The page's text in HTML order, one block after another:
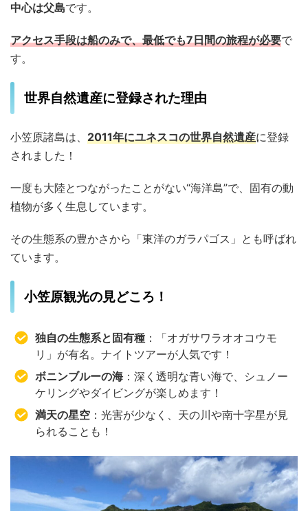
中心は父島です。
アクセス手段は船のみで、最低でも7日間の旅程が必要で
す。
世界自然遺産に登録された理由
小笠原諸島は、 2011年にユネスコの世界自然遺産に登録
されました！
一度も大陸とつながったことがない“海洋島”で、固有の動
植物が多く生息しています。
その生態系の豊かさから「東洋のガラパゴス」とも呼ばれ
ています。
小笠原観光の見どころ！
独自の生態系と固有種 ：「オガサワラオオコウモ
リ」が有名。ナイトツアーが人気です！
ボニンブルーの海 ：深く透明な青い海で、シュノー
ケリングやダイビングが楽しめます！
満天の星空 ：光害が少なく、天の川や南十字星が見
られることも！